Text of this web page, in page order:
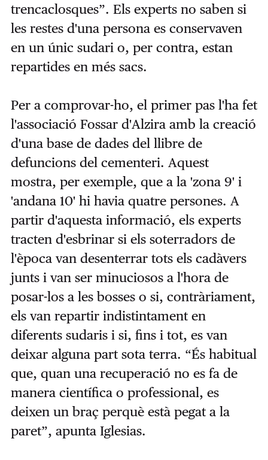
trencaclosques”. Els experts no saben si
les restes d'una persona es conservaven
en un únic sudari o, per contra, estan
repartides en més sacs.
Per a comprovar-ho, el primer pas l'ha fet
l'associació Fossar d'Alzira amb la creació
d'una base de dades del llibre de
defuncions del cementeri. Aquest
mostra, per exemple, que a la 'zona 9' i
'andana 10' hi havia quatre persones. A
partir d'aquesta informació, els experts
tracten d'esbrinar si els soterradors de
l'època van desenterrar tots els cadàvers
junts i van ser minuciosos a l'hora de
posar-los a les bosses o si, contràriament,
els van repartir indistintament en
diferents sudaris i si, fins i tot, es van
deixar alguna part sota terra. “És habitual
que, quan una recuperació no es fa de
manera científica o professional, es
deixen un braç perquè està pegat a la
paret”, apunta Iglesias.